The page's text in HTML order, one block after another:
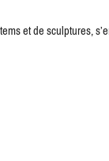
et de sculptures,